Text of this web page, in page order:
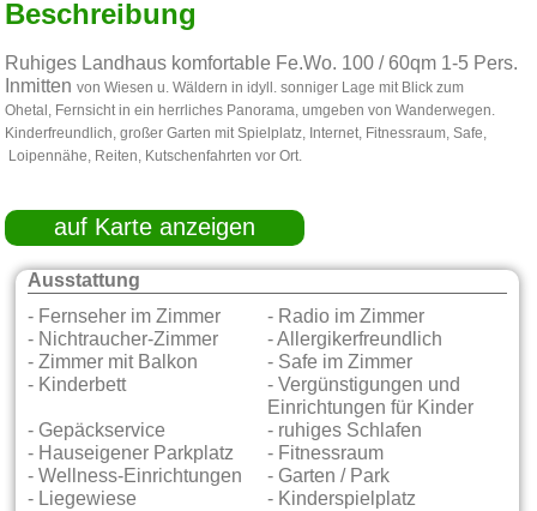
Beschreibung
Ruhiges Landhaus komfortable Fe.Wo. 100 / 60qm 1-5 Pers.
Inmittenvon Wiesen u. Wäldern in idyll. sonniger Lage mit Blick zum
Ohetal,
Fernsicht in ein herrliches Panorama, umgeben von Wanderwegen.
Kinderfreundlich, großer Garten mit Spielplatz, Internet, Fitnessraum, Safe,
Loipennähe, Reiten, Kutschenfahrten vor Ort.
auf Karte anzeigen
Ausstattung
- Fernseher im Zimmer
- Radio im Zimmer
- Nichtraucher-Zimmer
- Allergikerfreundlich
- Zimmer mit Balkon
- Safe im Zimmer
- Kinderbett
- Vergünstigungen und
Einrichtungen für Kinder
- Gepäckservice
- ruhiges Schlafen
- Hauseigener Parkplatz
- Fitnessraum
- Wellness-Einrichtungen
- Garten / Park
- Liegewiese
- Kinderspielplatz